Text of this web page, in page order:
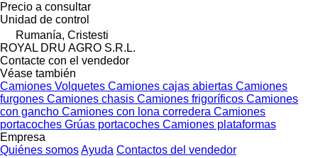
Precio a consultar
Unidad de control
Rumanía, Cristesti
ROYAL DRU AGRO S.R.L.
Contacte con el vendedor
Véase también
Camiones Volquetes Camiones cajas abiertas Camiones
furgones Camiones chasis Camiones frigoríficos Camiones
con gancho Camiones con lona corredera Camiones
portacoches Grúas portacoches Camiones plataformas
Empresa
Quiénes somosAyuda Contactos del vendedor